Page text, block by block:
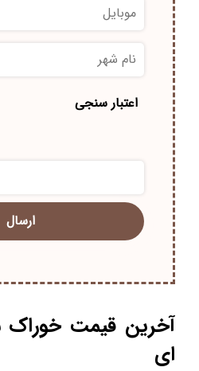
خانوادگی
موبایل
نام
شهر
*
اعتبار سنجی
آخرین قیمت
ای